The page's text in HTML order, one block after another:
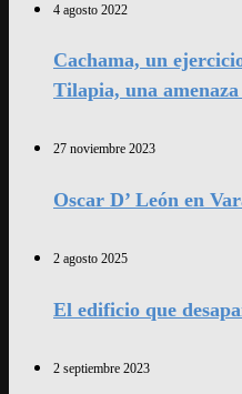
4 agosto 2022
Cachama, un
Tilapia, una
27 noviembre 2023
Oscar D’ León en
2 agosto 2025
El edificio que
2 septiembre 2023